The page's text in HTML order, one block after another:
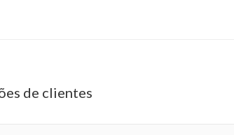
de clientes